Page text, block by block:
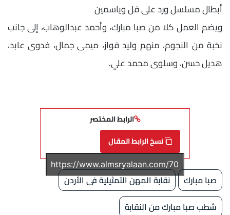
أبطال مسلسل ورد على فل وياسمين
ويضم العمل كلا من صبا مبارك، وأحمد عبدالوهاب، إلى جانب
نخبة من النجوم، منهم وليد فواز، ميمى جمال، فدوى عابد،
هديل حسن، وسلوى محمد علي.
الرابط المختصر
نسخ الرابط المقال
صبا مبارك
نقابة المهن التمثيلية فى الأردن
شطب صبا مبارك من النقابة